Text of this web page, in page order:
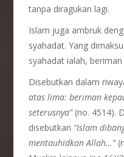
tanpa diragukan lagi.
Islam juga ambruk
syahadat. Yang
syahadat ialah,
Disebutkan dalam
atas lima: beriman
seterusnya” (no. 4514).
disebutkan “Islam
mentauhidkan Allah…”